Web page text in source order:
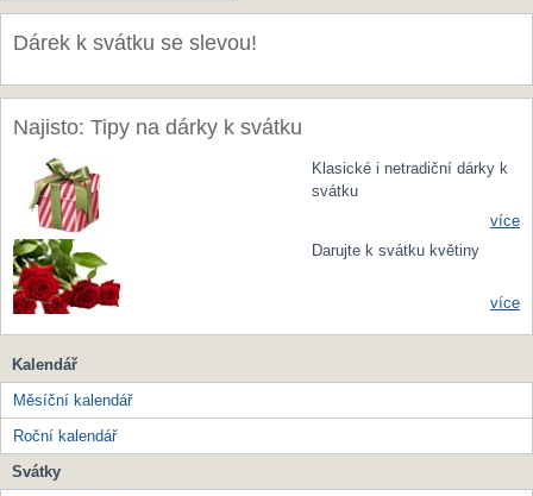
Dárek k svátku se slevou!
Najisto: Tipy na dárky k svátku
Klasické i netradiční dárky k
svátku
více
Darujte k svátku květiny
více
Kalendář
Měsíční kalendář
Roční kalendář
Svátky